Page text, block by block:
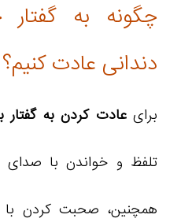
چگونه به گفتار
دندانی عادت کنیم؟
برایعادت کردن به گفتار
تلفظ و خواندن با صدای
همچنین، صحبت کردن